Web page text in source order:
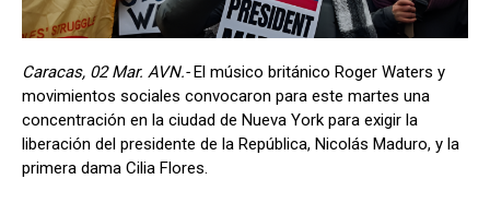
Caracas, 02 Mar. AVN.-El músico británico Roger Waters y
movimientos sociales convocaron para este martes una
concentración en la ciudad de Nueva York para exigir la
liberación del presidente de la República, Nicolás Maduro, y la
primera dama Cilia Flores.